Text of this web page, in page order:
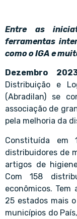
Entre as
ferramentas
como o IGA e
Dezembro
Distribuição e
(Abradilan) se
associação de
pela melhoria da
Constituída em
distribuidores de
artigos de
Com 158
econômicos.
25 estados mais
municípios do